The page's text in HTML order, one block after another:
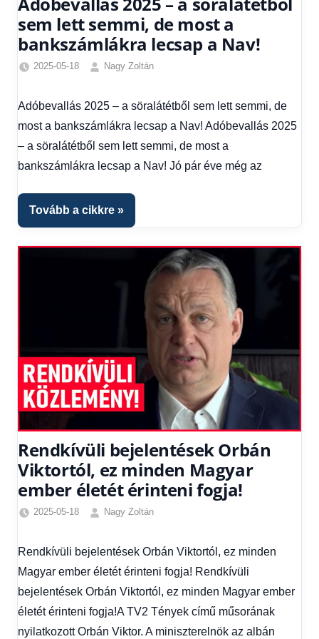
sem lett semmi, de most a
bankszámlákra lecsap a Nav!
2025-05-18
Nagy Zoltán
hírek,
Gazdaság ,
Hírek,
Hírek
Adóbevallás 2025 – a söralátétből sem lett semmi, de
most a bankszámlákra lecsap a Nav! Adóbevallás 2025
– a söralátétből sem lett semmi, de most a
bankszámlákra lecsap a Nav! Jó pár éve még az
Tovább a cikkre
Rendkívüli bejelentések Orbán
Viktortól, ez minden Magyar
ember életét érinteni fogja!
2025-05-18
Nagy Zoltán
hírek ,
Gazdaság,
Hírek,
Hírek
Rendkívüli bejelentések Orbán Viktortól, ez minden
Magyar ember életét érinteni fogja! Rendkívüli
bejelentések Orbán Viktortól, ez minden Magyar ember
életét érinteni fogja!A TV2 Tények című műsorának
nyilatkozott Orbán Viktor. A miniszterelnök az albán